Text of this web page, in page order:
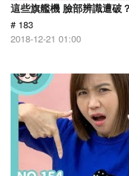
這些旗艦機 臉部辨識遭破
# 183
2018-12-21 01:00